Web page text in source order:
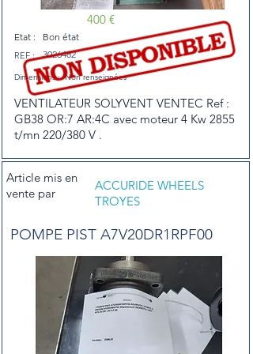
400 €
Etat : Bon état
REF : 3026482
Dimensions : Non renseignées
VENTILATEUR SOLYVENT VENTEC Ref :
GB38 OR:7 AR:4C avec moteur 4 Kw 2855
t/mn 220/380 V .
Article mis en
vente par
ACCURIDE WHEELS
TROYES
POMPE PIST A7V20DR1RPF00